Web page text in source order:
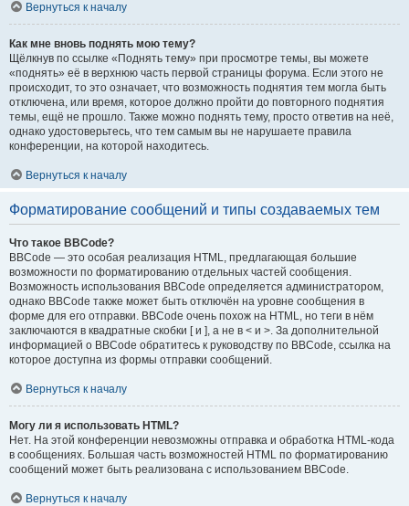
Вернуться к началу
Как мне вновь поднять мою тему?
Щёлкнув по ссылке «Поднять тему» при просмотре темы, вы можете
«поднять» её в верхнюю часть первой страницы форума. Если этого не
происходит, то это означает, что возможность поднятия тем могла быть
отключена, или время, которое должно пройти до повторного поднятия
темы, ещё не прошло. Также можно поднять тему, просто ответив на неё,
однако удостоверьтесь, что тем самым вы не нарушаете правила
конференции, на которой находитесь.
Вернуться к началу
Форматирование сообщений и типы создаваемых тем
Что такое BBCode?
BBCode — это особая реализация HTML, предлагающая большие
возможности по форматированию отдельных частей сообщения.
Возможность использования BBCode определяется администратором,
однако BBCode также может быть отключён на уровне сообщения в
форме для его отправки. BBCode очень похож на HTML, но теги в нём
заключаются в квадратные скобки [ и ], а не в < и >. За дополнительной
информацией о BBCode обратитесь к руководству по BBCode, ссылка на
которое доступна из формы отправки сообщений.
Вернуться к началу
Могу ли я использовать HTML?
Нет. На этой конференции невозможны отправка и обработка HTML-кода
в сообщениях. Большая часть возможностей HTML по форматированию
сообщений может быть реализована с использованием BBCode.
Вернуться к началу